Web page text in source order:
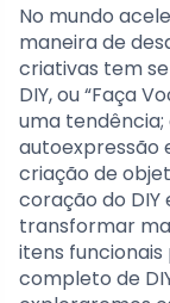
No mundo
maneira de
criativas tem
DIY, ou “Faça
uma tendência;
autoexpressão
criação de
coração do
transformar
itens funcionais
completo de